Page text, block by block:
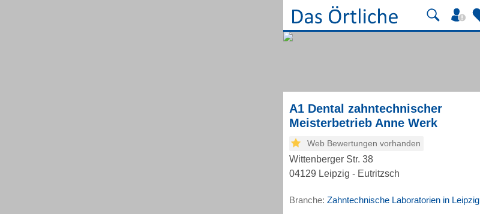
A1 Dental zahntechnischer
Meisterbetrieb Anne Werk
Web Bewertungen vorhanden
Wittenberger Str. 38
04129 Leipzig - Eutritzsch
Branche: Zahntechnische Laboratorien in Leipzig